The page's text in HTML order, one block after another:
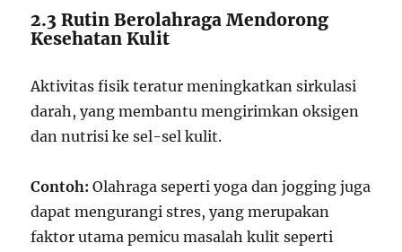
2.3 Rutin Berolahraga Mendorong
Kesehatan Kulit
Aktivitas fisik teratur meningkatkan sirkulasi
darah, yang membantu mengirimkan oksigen
dan nutrisi ke sel-sel kulit.
Contoh: Olahraga seperti yoga dan jogging juga
dapat mengurangi stres, yang merupakan
faktor utama pemicu masalah kulit seperti